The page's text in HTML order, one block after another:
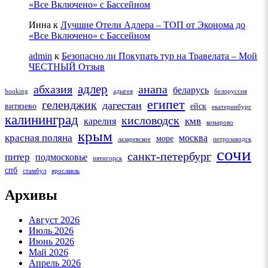
«Все Включено» с Бассейном
Инна к Лучшие Отели Адлера – ТОП от Эконома до
«Все Включено» с Бассейном
admin к Безопасно ли Покупать тур на Травелата – Мой
ЧЕСТНЫЙ Отзыв
booking абхазия адлер адыгея анапа беларусь белоруссия
витязево геленджик дагестан египет ейск екатеринбург
калининград карелия кисловодск кмв комарово
красная поляна крым лазаревское море москва петрозаводск
питер подмосковье пятигорск санкт-петербург сочи
спб стамбул ярославль
Архивы
Август 2026
Июль 2026
Июнь 2026
Май 2026
Апрель 2026